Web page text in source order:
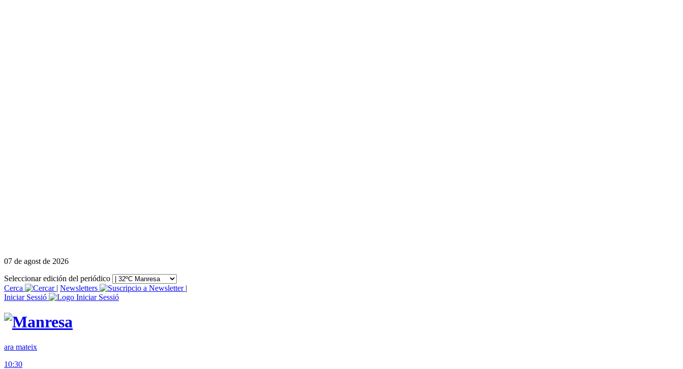
07 de agost de 2026
Seleccionar edición del periódico
Cerca
| Newsletters
|
Iniciar Sessió
ara mateix
10:30